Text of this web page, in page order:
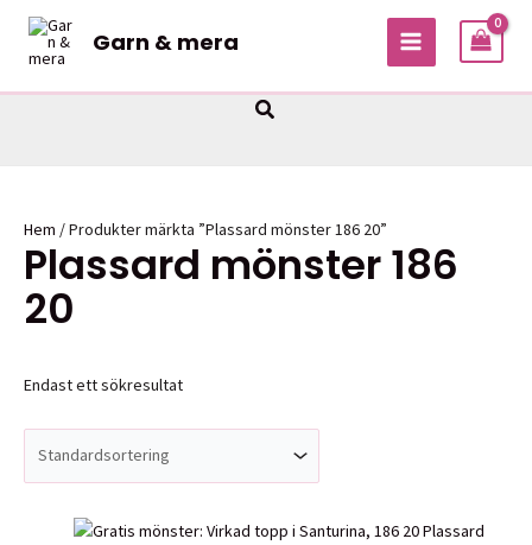
Hoppa
innehåll
Garn & mera
MAIN
Sök
Hem / Produkter märkta ”Plassard mönster 186 20”
Plassard mönster 186
20
Endast ett sökresultat